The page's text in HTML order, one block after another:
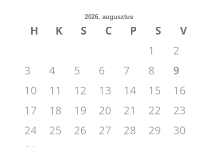
2026. augusztus
H K S C P S
V
1
2
3
4 5 6 7 8
9
10
11 12 13 14 15
16
17
18 19 20 21 22
23
24
25 26 27 28 29
30